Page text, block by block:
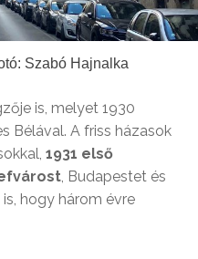
Szabó Hajnalka
is, melyet 1930
Bélával. A friss házasok
1931 első
, Budapestet és
hogy három évre